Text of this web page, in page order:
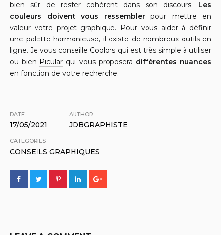
bien sûr de rester cohérent dans son discours. Les
couleurs doivent vous ressemblerpour mettre en
valeur votre projet graphique. Pour vous aider à définir
une palette harmonieuse, il existe de nombreux outils en
ligne. Je vous conseille Coolors qui est très simple à utiliser
ou bien Picular qui vous proposera différentes nuances
en fonction de votre recherche.
DATE
17/05/2021
AUTHOR
JDBGRAPHISTE
CATEGORIES
CONSEILS GRAPHIQUES